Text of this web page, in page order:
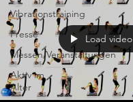
Vibrationstraining
Presse
Messen/Veranstaltungen
Aktiv im
Alter
Load video